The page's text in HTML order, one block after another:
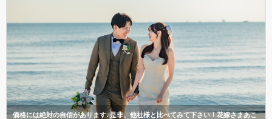
価格には絶対の自信があります♪是非、他社様と比べてみて下さい！花嫁さまあこ